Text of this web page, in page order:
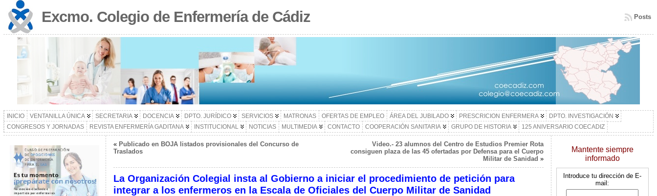
Excmo. Colegio de Enfermería de Cádiz Posts
INICIO VENTANILLA ÚNICA SECRETARIA DOCENCIA DPTO. JURÍDICO SERVICIOS MATRONAS OFERTAS DE EMPLEO ÁREA DEL JUBILADO PRESCRICION ENFERMERA
DPTO. INVESTIGACIÓN
CONGRESOS Y JORNADAS
REVISTA ENFERMERÍA GADITANA INSTITUCIONAL NOTICIAS MULTIMEDIA CONTACTO COOPERACIÓN SANITARIA GRUPO DE HISTORIA 125 ANIVERSARIO COECADIZ
« Publicado en BOJA listados provisionales del Concurso de
Traslados
Video.- 23 alumnos del Centro de Estudios Premier Rota
consiguen plaza de las 45 ofertadas por Defensa para el Cuerpo
Militar de Sanidad »
La Organización Colegial insta al Gobierno a iniciar el procedimiento de petición para
integrar a los enfermeros en la Escala de Oficiales del Cuerpo Militar de Sanidad
Mantente siempre
informado
Introduce tu dirección de E-
mail: